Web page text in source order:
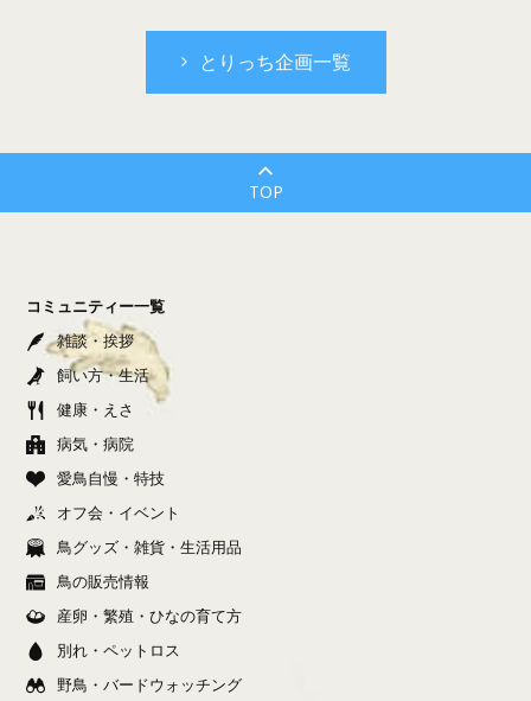
とりっち企画一覧
TOP
コミュニティー一覧
雑談・挨拶
飼い方・生活
健康・えさ
病気・病院
愛鳥自慢・特技
オフ会・イベント
鳥グッズ・雑貨・生活用品
鳥の販売情報
産卵・繁殖・ひなの育て方
別れ・ペットロス
野鳥・バードウォッチング